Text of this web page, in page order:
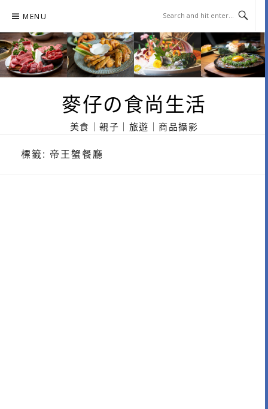
content
MENU
麥仔の食尚生活
美食｜親子｜旅遊｜商品攝影
標籤: 帝王蟹餐廳